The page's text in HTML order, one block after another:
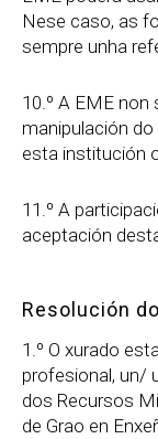
Nese caso, as
sempre unha
10.º A EME
manipulación
esta institución
11.º A
aceptación
Resolución
1.º O xurado
profesional, un/
dos Recursos
de Grao en